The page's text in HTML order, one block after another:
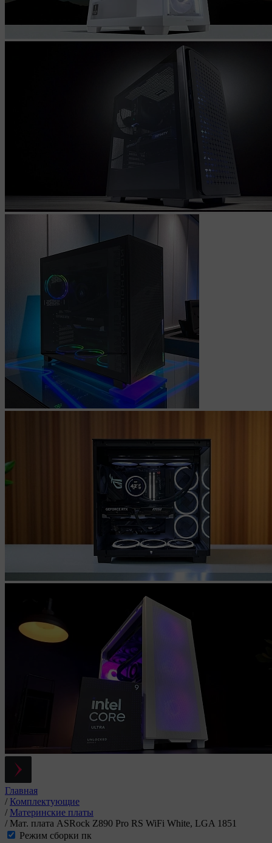
Главная
/ Комплектующие
/ Материнские платы
/ Мат. плата ASRock Z890 Pro RS WiFi White, LGA 1851
Режим сборки пк